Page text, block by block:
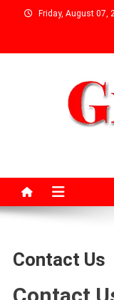
Friday, August 07,
Contact Us